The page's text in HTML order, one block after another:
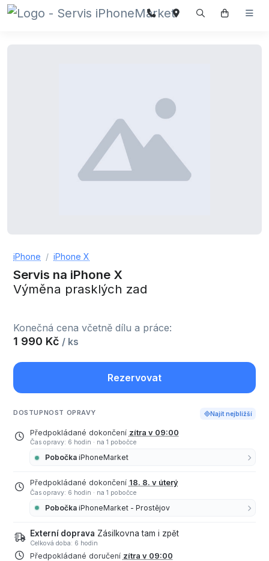
iPhone iPhone X
Servis na iPhone X
Výměna prasklých zad
Konečná cena včetně dílu a práce:
1 990 Kč / ks
Rezervovat
DOSTUPNOST OPRAVY Najít nejbližší
Předpokládané dokončení zítra v 09:00
Čas opravy: 6 hodin · na 1 pobočce
Pobočka iPhoneMarket
Předpokládané dokončení 18. 8. v úterý
Čas opravy: 6 hodin · na 1 pobočce
Pobočka iPhoneMarket - Prostějov
Externí doprava Zásilkovna tam i zpět
Celková doba: 6 hodin
Předpokládané doručení zítra v 09:00